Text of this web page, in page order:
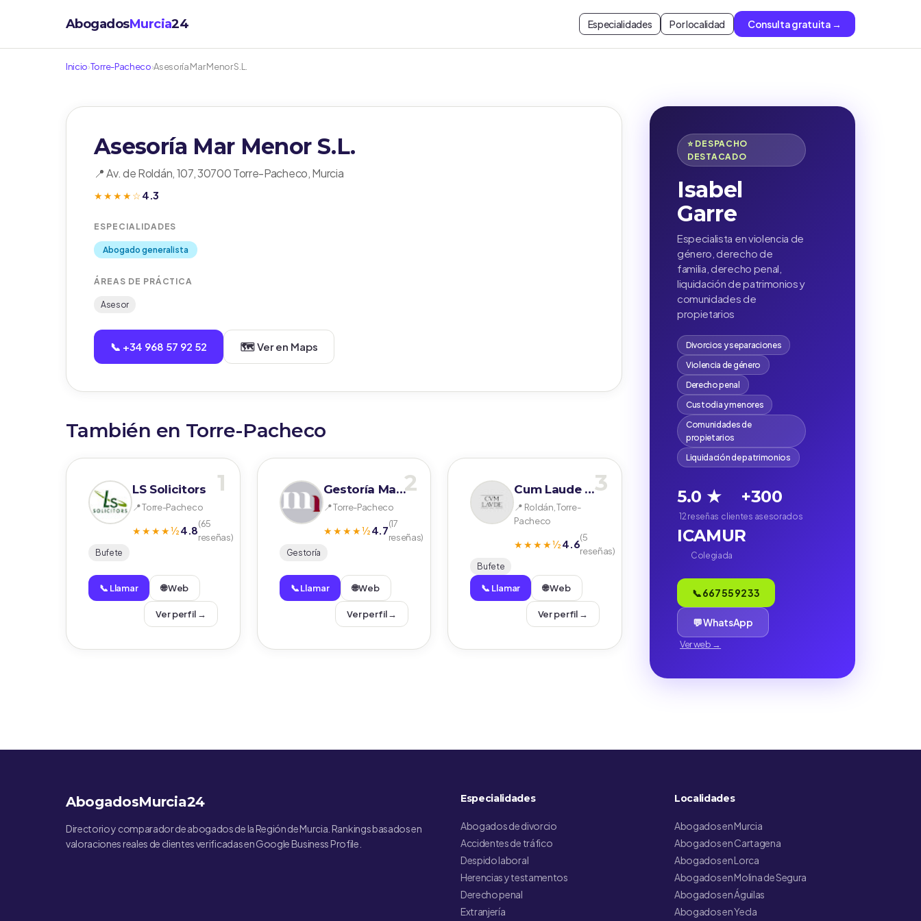
AbogadosMurcia24 Especialidades Por localidad Consulta gratuita →
Inicio›Torre-Pacheco›Asesoría Mar Menor S.L.
Asesoría Mar Menor S.L.
📍 Av. de Roldán, 107, 30700 Torre-Pacheco, Murcia
★★★★☆4.3
ESPECIALIDADES
Abogado generalista
ÁREAS DE PRÁCTICA
Asesor
📞 +34 968 57 92 52 🗺️ Ver en Maps
También en Torre-Pacheco
1
LS Solicitors
📍 Torre-Pacheco
★★★★½4.8(65
reseñas)
Bufete
📞 Llamar 🌐 Web
Ver perfil →
2
Gestoría Mare Nostrum
📍 Torre-Pacheco
★★★★½4.7(17
reseñas)
Gestoría
📞 Llamar 🌐 Web
Ver perfil →
3
Cum Laude Legal
📍 Roldán, Torre-
Pacheco
★★★★½4.6(5
reseñas)
Bufete
📞 Llamar 🌐 Web
Ver perfil →
⭐ DESPACHO
DESTACADO
Isabel
Garre
Especialista en violencia de
género, derecho de
familia, derecho penal,
liquidación de patrimonios y
comunidades de
propietarios
Divorcios y separaciones
Violencia de género
Derecho penal
Custodia y menores
Comunidades de
propietarios
Liquidación de patrimonios
5.0 ★
12 reseñas
+300
clientes asesorados
ICAMUR
Colegiada
📞 667 55 92 33
💬 WhatsApp
Ver web →
AbogadosMurcia24
Directorio y comparador de abogados de la Región de Murcia. Rankings basados en
valoraciones reales de clientes verificadas en Google Business Profile.
Especialidades
Abogados de divorcio
Accidentes de tráfico
Despido laboral
Herencias y testamentos
Derecho penal
Extranjería
Localidades
Abogados en Murcia
Abogados en Cartagena
Abogados en Lorca
Abogados en Molina de Segura
Abogados en Águilas
Abogados en Yecla